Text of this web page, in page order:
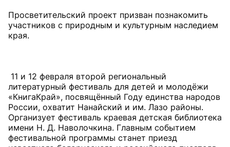
Просветительский проект призван познакомить
участников с природным и культурным наследием
края.
11 и 12 февраля второй региональный
литературный фестиваль для детей и молодёжи
«КнигаКрай», посвящённый Году единства народов
России, охватит Нанайский и им. Лазо районы.
Организует фестиваль краевая детская библиотека
имени Н. Д. Наволочкина. Главным событием
фестивальной программы станет приезд